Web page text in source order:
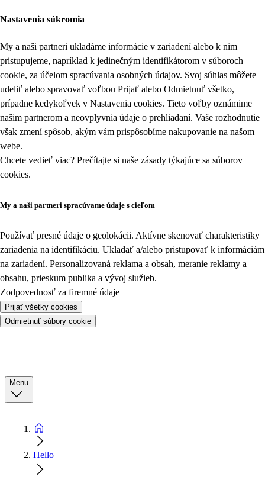
Nastavenia súkromia
My a naši partneri ukladáme informácie v zariadení alebo k nim
pristupujeme, napríklad k jedinečným identifikátorom v súboroch
cookie, za účelom spracúvania osobných údajov. Svoj súhlas môžete
udeliť alebo spravovať voľbou Prijať alebo Odmietnuť všetko,
prípadne kedykoľvek v Nastavenia cookies. Tieto voľby oznámime
našim partnerom a neovplyvnia údaje o prehliadaní. Vaše rozhodnutie
však zmení spôsob, akým vám prispôsobíme nakupovanie na našom
webe.
Chcete vedieť viac? Prečítajte si naše zásady týkajúce sa súborov
cookies.
My a naši partneri spracúvame údaje s cieľom
Používať presné údaje o geolokácii. Aktívne skenovať charakteristiky
zariadenia na identifikáciu. Ukladať a/alebo pristupovať k informáciám
na zariadení. Personalizovaná reklama a obsah, meranie reklamy a
obsahu, prieskum publika a vývoj služieb.
Zodpovednosť za firemné údaje
Prijať všetky cookies
Odmietnuť súbory cookie
Menu
Hello